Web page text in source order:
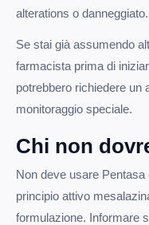
alterations o danneggiato.
Se stai già assumendo
farmacista prima di
potrebbero richiedere un
monitoraggio speciale.
Chi non
Non deve usare
principio attivo
formulazione. Informare